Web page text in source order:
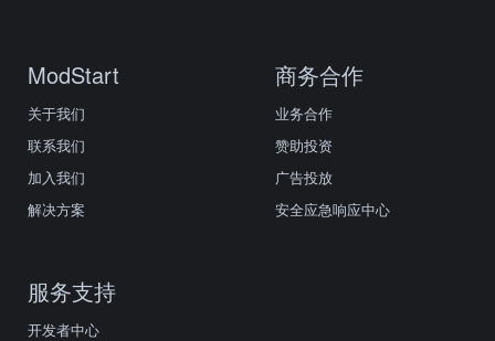
ModStart
关于我们
联系我们
加入我们
解决方案
商务合作
业务合作
赞助投资
广告投放
安全应急响应中心
服务支持
开发者中心